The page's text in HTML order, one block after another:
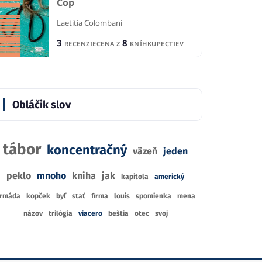
Laetitia Colombani
3 RECENZIECENA Z 8 KNÍHKUPECTIEV
Obláčik slov
tábor koncentračný väzeň jeden
peklo mnoho kniha jak kapitola americký
kopček byľ stať firma louis spomienka mena
názov trilógia viacero beštia otec svoj